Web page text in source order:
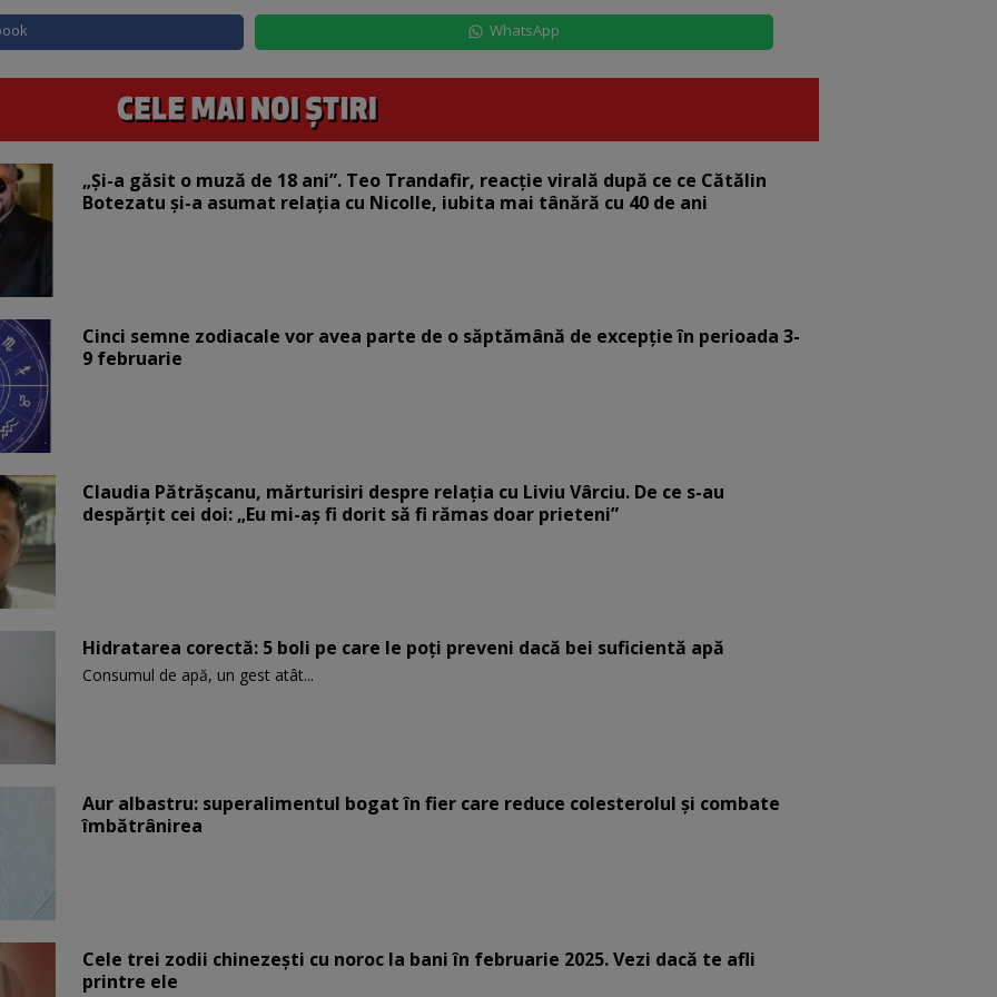
WhatsApp
„Și-a găsit o muză de 18 ani”. Teo Trandafir, reacție virală după ce ce Cătălin
Botezatu și-a asumat relația cu Nicolle, iubita mai tânără cu 40 de ani
Cinci semne zodiacale vor avea parte de o săptămână de excepție în perioada 3-
9 februarie
Claudia Pătrășcanu, mărturisiri despre relația cu Liviu Vârciu. De ce s-au
despărțit cei doi: „Eu mi-aș fi dorit să fi rămas doar prieteni”
Hidratarea corectă: 5 boli pe care le poți preveni dacă bei suficientă apă
Consumul de apă, un gest atât...
Aur albastru: superalimentul bogat în fier care reduce colesterolul și combate
îmbătrânirea
Cele trei zodii chinezești cu noroc la bani în februarie 2025. Vezi dacă te afli
printre ele